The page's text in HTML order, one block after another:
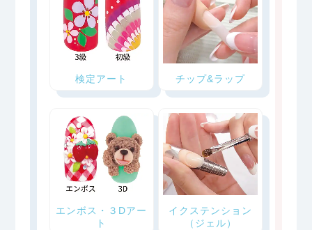
検定アート チップ&ラップ
エンボス・３Dアー
ト
イクステンション
（ジェル）